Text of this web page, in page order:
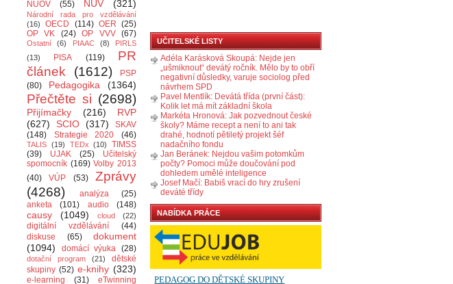
NÚOV (55) NÚV (321)
Národní rada pro vzdělávání
(16)
OECD (114) OER (25)
OP VK
(24) OP VVV (67)
Ostatní (6) PIAAC (8)
PIRLS
(13)
PISA (119)
PR
článek
(1612)
PSP
(80)
Pedagogika (1364)
Přečtěte si (2698)
Přijímačky (216)
RVP
(627)
SCIO (317)
SKAV
(148)
Strategie 2020 (46)
TALIS (19) TEDx (10)
TIMSS
(39)
UJAK (25)
Učitelský
spomocník (169) Volby 2013
(40)
VÚP (53)
Zprávy
(4268)
analýza
(25)
anketa
(101) audio (148)
causy (1049) cloud (22)
digitální vzdělávání
(44)
diskuse
(65)
dokument
(1094)
domácí výuka (28)
dotační program (21)
dětské
skupiny (52) e-knihy (323)
e-learning (31)
eTwinning
UČITELSKÉ LISTY
Adéla Karásková Skoupá: Nejde jen
„ušmiknout“ devátý ročník. Mělo by to obří
negativní důsledky, varuje sociolog před
návrhem SPD
Pavel Mentlík: Devátá třída (první část):
Kolik let má mít základní škola
Markéta Hronová: Jak pozvednout české
školy? Máme recept a není to ani tak
drahé, hodnotí pětiletý projekt šéf
nadačního fondu
Jan Beránek: Nejdou vašim potomkům
počty? Pomoci může doučování pod
dohledem umělé inteligence
Josef Mačí: Babiš vrací do hry zrušení
deváté třídy
NABÍDKA PRÁCE